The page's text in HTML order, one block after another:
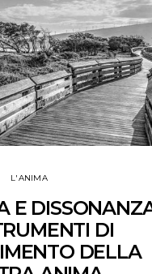
L'ANIMA
E
DI
DELLA